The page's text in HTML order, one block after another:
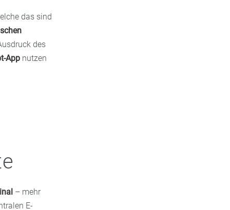
das sind
des
Appnutzen
– mehr
E-